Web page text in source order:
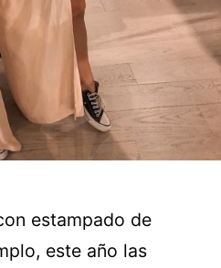
estampado de
este año las